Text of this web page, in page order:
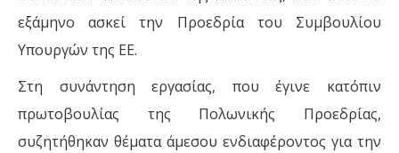
εξάμηνο ασκεί την Προεδρία του Συμβουλίου
Υπουργών της ΕΕ.
Στη συνάντηση εργασίας, που έγινε κατόπιν
πρωτοβουλίας της Πολωνικής Προεδρίας,
συζητήθηκαν θέματα άμεσου ενδιαφέροντος για την